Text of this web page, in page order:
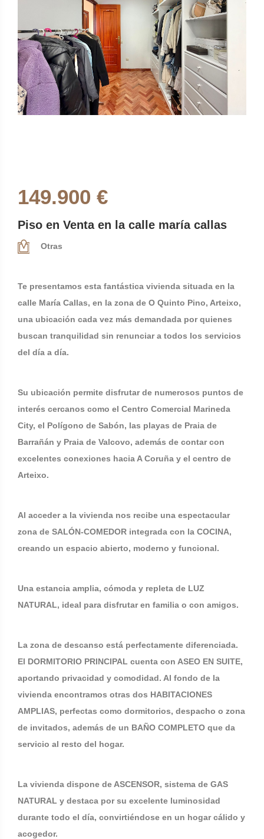
149.900 €
Piso en Venta en la calle maría callas
Otras
Te presentamos esta fantástica vivienda situada en la
calle María Callas, en la zona de O Quinto Pino, Arteixo,
una ubicación cada vez más demandada por quienes
buscan tranquilidad sin renunciar a todos los servicios
del día a día.
Su ubicación permite disfrutar de numerosos puntos de
interés cercanos como el Centro Comercial Marineda
City, el Polígono de Sabón, las playas de Praia de
Barrañán y Praia de Valcovo, además de contar con
excelentes conexiones hacia A Coruña y el centro de
Arteixo.
Al acceder a la vivienda nos recibe una espectacular
zona de SALÓN-COMEDOR integrada con la COCINA,
creando un espacio abierto, moderno y funcional.
Una estancia amplia, cómoda y repleta de LUZ
NATURAL, ideal para disfrutar en familia o con amigos.
La zona de descanso está perfectamente diferenciada.
El DORMITORIO PRINCIPAL cuenta con ASEO EN SUITE,
aportando privacidad y comodidad. Al fondo de la
vivienda encontramos otras dos HABITACIONES
AMPLIAS, perfectas como dormitorios, despacho o zona
de invitados, además de un BAÑO COMPLETO que da
servicio al resto del hogar.
La vivienda dispone de ASCENSOR, sistema de GAS
NATURAL y destaca por su excelente luminosidad
durante todo el día, convirtiéndose en un hogar cálido y
acogedor.